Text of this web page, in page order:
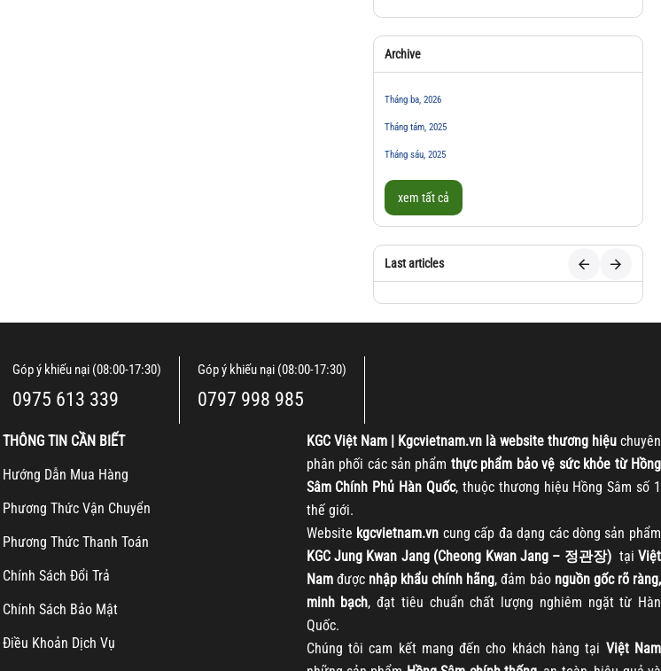
Archive
Tháng ba, 2026
Tháng tám, 2025
Tháng sáu, 2025
xem tất cả
Last articles
Góp ý khiếu nại (08:00-17:30)
0975 613 339
Góp ý khiếu nại (08:00-17:30)
0797 998 985
THÔNG TIN CẦN BIẾT
Hướng Dẫn Mua Hàng
Phương Thức Vận Chuyển
Phương Thức Thanh Toán
Chính Sách Đổi Trả
Chính Sách Bảo Mật
Điều Khoản Dịch Vụ
KGC Việt Nam | Kgcvietnam.vn là website thương hiệu chuyên
phân phối các sản phẩm thực phẩm bảo vệ sức khỏe từ Hồng
Sâm Chính Phủ Hàn Quốc, thuộc thương hiệu Hồng Sâm số 1
thế giới.
Website kgcvietnam.vn cung cấp đa dạng các dòng sản phẩm
KGC Jung Kwan Jang (Cheong Kwan Jang – 정관장)tại Việt
Namđược nhập khẩu chính hãng, đảm bảo nguồn gốc rõ ràng,
minh bạch, đạt tiêu chuẩn chất lượng nghiêm ngặt từ Hàn
Quốc.
Chúng tôi cam kết mang đến cho khách hàng tại Việt Nam